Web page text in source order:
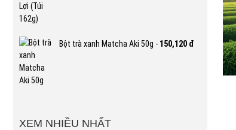
Bột trà xanh Matcha Aki 50g - 150,120 đ
XEM NHIỀU NHẤT